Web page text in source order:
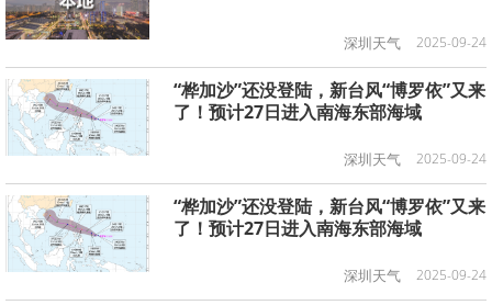
深圳天气 2025-09-24
“桦加沙”还没登陆，新台风“博罗依”又来
了！预计27日进入南海东部海域
深圳天气 2025-09-24
“桦加沙”还没登陆，新台风“博罗依”又来
了！预计27日进入南海东部海域
深圳天气 2025-09-24